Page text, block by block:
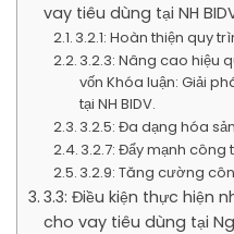
vay tiêu dùng tại NH
3.2.1: Hoàn thiện quy
3.2.3: Nâng cao hiệu
vốn Khóa luận: Giải
tại NH BIDV.
3.2.5: Đa dạng hóa
3.2.7: Đẩy mạnh
3.2.9: Tăng cường
3.3: Điều kiện thực hiện
cho vay tiêu dùng tại